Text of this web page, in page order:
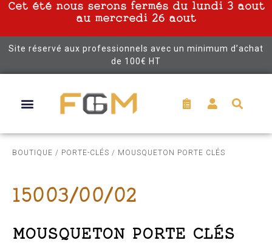
Cet été nous serons fermés du lundi 3 aout
au mercredi 26 aout
Site réservé aux professionnels avec un minimum d’achat
de 100€ HT
BOUTIQUE / PORTE-CLÉS / MOUSQUETON PORTE CLÉS
15003/00/02
MOUSQUETON PORTE CLÉS